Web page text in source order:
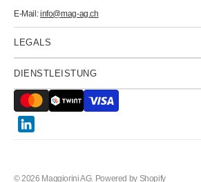
E-Mail:info@mag-ag.ch
LEGALS
DIENSTLEISTUNG
Twitter
© 2026 Maggiorini AG. Powered by Shopify